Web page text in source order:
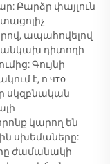
Բարձր փայլուն
ապահովելով
անկախ դիտողի
Գույնի
է, ո что
սկզբնական
կարող են
սխեմաները:
ժամանակի